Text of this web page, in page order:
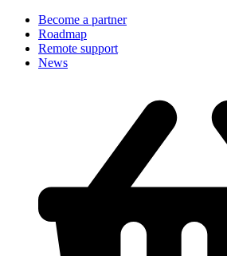
Become a partner
Roadmap
Remote support
News